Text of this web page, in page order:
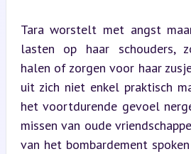
Tara worstelt met angst
lasten op haar schouders,
halen of zorgen voor haar
uit zich niet enkel praktisch
het voortdurende gevoel
missen van oude
van het bombardement